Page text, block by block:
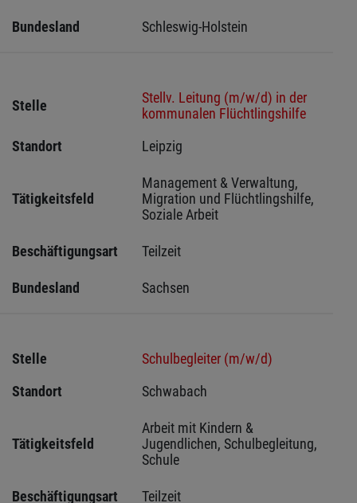
Bundesland Schleswig-Holstein
Stelle
Stellv. Leitung (m/w/d) in der
kommunalen Flüchtlingshilfe
Standort
Leipzig
Tätigkeitsfeld
Management & Verwaltung,
Migration und Flüchtlingshilfe,
Soziale Arbeit
Beschäftigungsart Teilzeit
Bundesland Sachsen
Stelle
Schulbegleiter (m/w/d)
Standort
Schwabach
Tätigkeitsfeld
Arbeit mit Kindern &
Jugendlichen, Schulbegleitung,
Schule
Beschäftigungsart Teilzeit